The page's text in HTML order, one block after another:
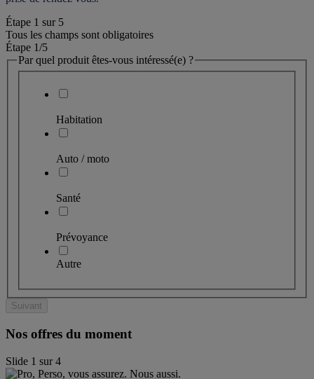
Étape 1 sur 5
Tous les champs sont obligatoires
Étape 1/5
Par quel produit êtes-vous intéressé(e) ?
Habitation
Auto / moto
Santé
Prévoyance
Autre
Suivant
Nos offres du moment
Slide 1 sur4